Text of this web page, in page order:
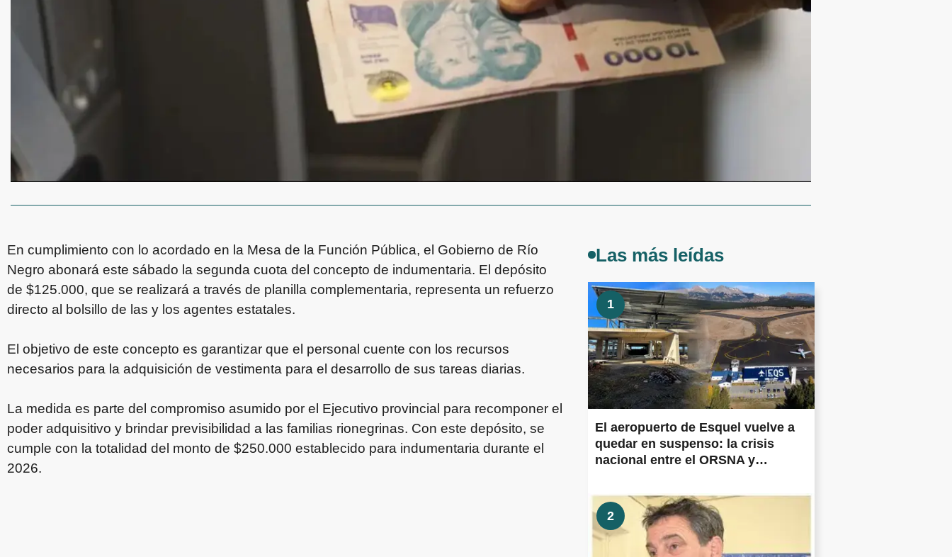
En cumplimiento con lo acordado en la Mesa de la Función Pública, el Gobierno de Río
Negro abonará este sábado la segunda cuota del concepto de indumentaria. El depósito
de $125.000, que se realizará a través de planilla complementaria, representa un refuerzo
directo al bolsillo de las y los agentes estatales.
El objetivo de este concepto es garantizar que el personal cuente con los recursos
necesarios para la adquisición de vestimenta para el desarrollo de sus tareas diarias.
La medida es parte del compromiso asumido por el Ejecutivo provincial para recomponer el
poder adquisitivo y brindar previsibilidad a las familias rionegrinas. Con este depósito, se
cumple con la totalidad del monto de $250.000 establecido para indumentaria durante el
2026.
Las más leídas
1
El aeropuerto de Esquel vuelve a
quedar en suspenso: la crisis
nacional entre el ORSNA y
obras prometidas en todo el país
2